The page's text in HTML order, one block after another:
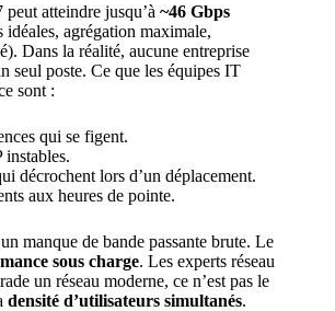
atteindre jusqu’à ~46 Gbps
idéales, agrégation maximale,
Dans la réalité, aucune entreprise
seul poste. Ce que les équipes IT
sont :
qui se figent.
instables.
décrochent lors d’un déplacement.
aux heures de pointe.
manque de bande passante brute. Le
sous charge. Les experts réseau
un réseau moderne, ce n’est pas le
densité d’utilisateurs simultanés.